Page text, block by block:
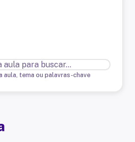
aula, tema ou palavras-chave